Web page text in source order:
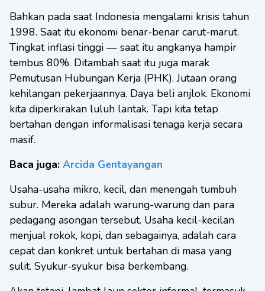
Bahkan pada saat Indonesia mengalami krisis tahun
1998. Saat itu ekonomi benar-benar carut-marut.
Tingkat inflasi tinggi — saat itu angkanya hampir
tembus 80%. Ditambah saat itu juga marak
Pemutusan Hubungan Kerja (PHK). Jutaan orang
kehilangan pekerjaannya. Daya beli anjlok. Ekonomi
kita diperkirakan luluh lantak. Tapi kita tetap
bertahan dengan informalisasi tenaga kerja secara
masif.
Baca juga: Arcida Gentayangan
Usaha-usaha mikro, kecil, dan menengah tumbuh
subur. Mereka adalah warung-warung dan para
pedagang asongan tersebut. Usaha kecil-kecilan
menjual rokok, kopi, dan sebagainya, adalah cara
cepat dan konkret untuk bertahan di masa yang
sulit. Syukur-syukur bisa berkembang.